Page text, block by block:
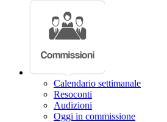
Calendario settimanale
Resoconti
Audizioni
Oggi in commissione